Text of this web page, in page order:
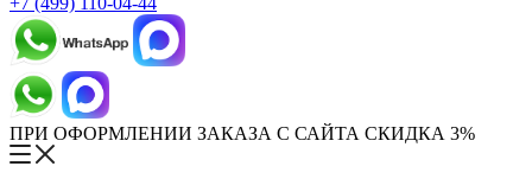
ПРИ ОФОРМЛЕНИИ ЗАКАЗА С САЙТА СКИДКА 3%